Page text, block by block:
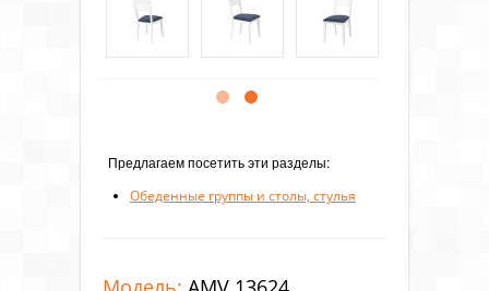
Предлагаем посетить эти разделы:
Обеденные группы и столы, стулья